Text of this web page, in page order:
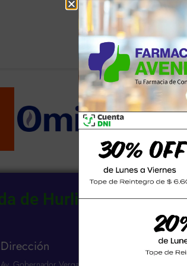
de Hurlingham SCS
Dirección Email